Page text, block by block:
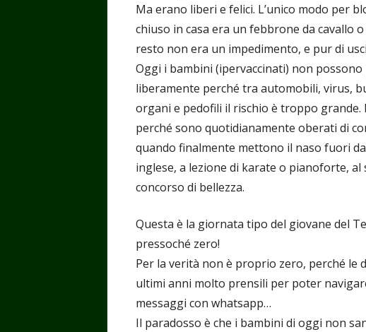
Ma erano liberi e felici. L’unico modo per
chiuso in casa era un febbrone da cavallo
resto non era un impedimento, e pur di
Oggi i bambini (ipervaccinati) non
liberamente perché tra automobili, virus,
organi e pedofili il rischio è troppo grande.
perché sono quotidianamente oberati di
quando finalmente mettono il naso fuori
inglese, a lezione di karate o pianoforte,
concorso di bellezza.
Questa è la giornata tipo del giovane del
pressoché zero!
Per la verità non è proprio zero, perché le
ultimi anni molto prensili per poter
messaggi con whatsapp…
Il paradosso è che i bambini di oggi non